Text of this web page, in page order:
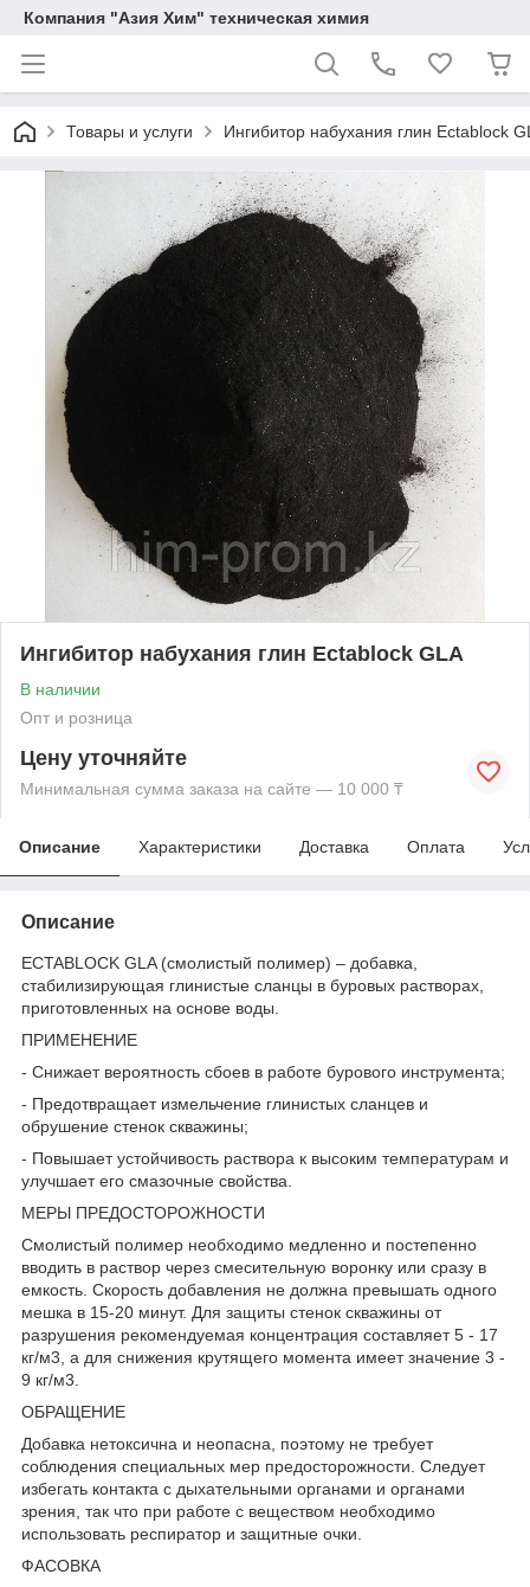
Компания "Азия Хим" техническая химия
Товары и услуги Ингибитор набухания глин Ectablock
Ингибитор набухания глин Ectablock GLA
В наличии
Опт и розница
Цену уточняйте
Минимальная сумма заказа на сайте — 10 000 ₸
Описание Характеристики Доставка Оплата
Описание
ECTABLOCK GLA (смолистый полимер) – добавка,
стабилизирующая глинистые сланцы в буровых растворах,
приготовленных на основе воды.
ПРИМЕНЕНИЕ
- Снижает вероятность сбоев в работе бурового инструмента;
- Предотвращает измельчение глинистых сланцев и
обрушение стенок скважины;
- Повышает устойчивость раствора к высоким температурам и
улучшает его смазочные свойства.
МЕРЫ ПРЕДОСТОРОЖНОСТИ
Смолистый полимер необходимо медленно и постепенно
вводить в раствор через смесительную воронку или сразу в
емкость. Скорость добавления не должна превышать одного
мешка в 15-20 минут. Для защиты стенок скважины от
разрушения рекомендуемая концентрация составляет 5 - 17
кг/м3, а для снижения крутящего момента имеет значение 3 -
9 кг/м3.
ОБРАЩЕНИЕ
Добавка нетоксична и неопасна, поэтому не требует
соблюдения специальных мер предосторожности. Следует
избегать контакта с дыхательными органами и органами
зрения, так что при работе с веществом необходимо
использовать респиратор и защитные очки.
ФАСОВКА